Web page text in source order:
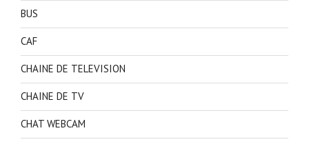
BUS
CAF
CHAINE DE TELEVISION
CHAINE DE TV
CHAT WEBCAM